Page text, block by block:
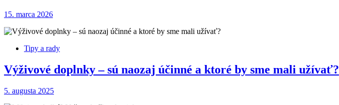
15. marca 2026
Tipy a rady
Výživové doplnky – sú naozaj účinné a ktoré by sme mali užívať?
5. augusta 2025